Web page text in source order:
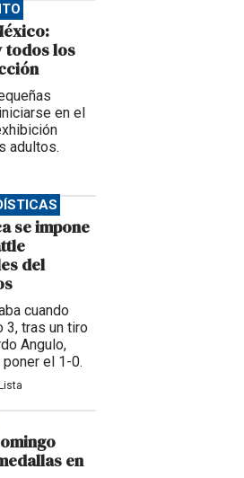
todos los
en el
adultos.
se impone
del
cuando
3, tras un tiro
Angulo,
el 1-0.
en